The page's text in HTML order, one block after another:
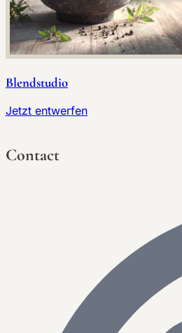
Blendstudio
Jetzt entwerfen
Contact